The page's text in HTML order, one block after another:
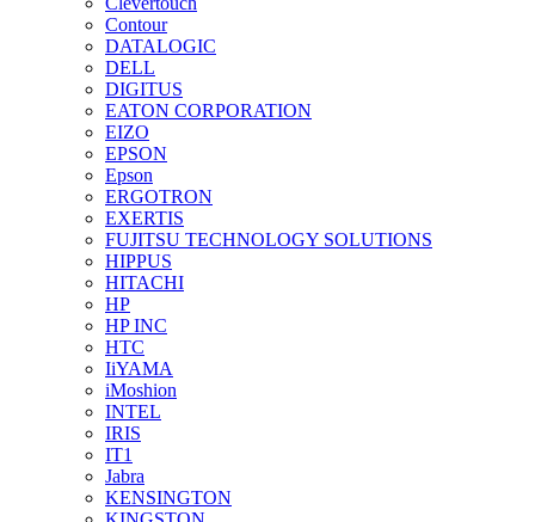
Contour
DATALOGIC
DELL
DIGITUS
EATON CORPORATION
EIZO
EPSON
Epson
ERGOTRON
EXERTIS
FUJITSU TECHNOLOGY SOLUTIONS
HIPPUS
HITACHI
HP
HP INC
HTC
IiYAMA
iMoshion
INTEL
IRIS
IT1
Jabra
KENSINGTON